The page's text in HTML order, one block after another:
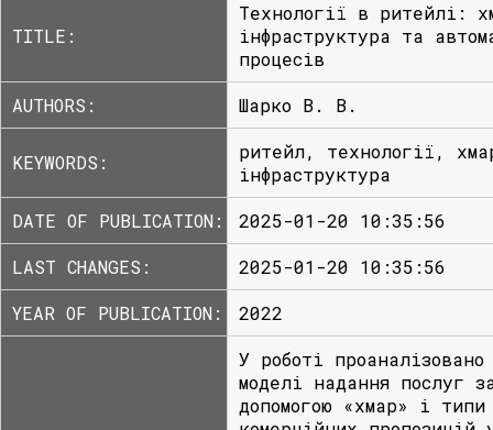
TITLE:
Технології в ритейлі:
інфраструктура та
процесів
AUTHORS:
Шарко В. В.
KEYWORDS:
ритейл, технології,
інфраструктура
DATE OF PUBLICATION:
2025-01-20 10:35:56
LAST CHANGES:
2025-01-20 10:35:56
YEAR OF PUBLICATION:
2022
У роботі проаналізовано
моделі надання послуг
допомогою «хмар» і типи